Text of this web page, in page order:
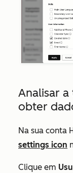
Analisar
obter
Na sua conta
settings icon
Clique em